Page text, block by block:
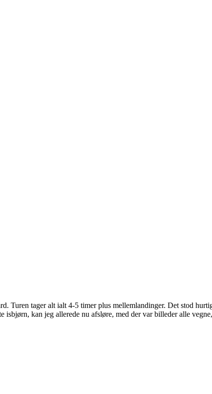
Turen tager alt ialt 4-5 timer plus mellemlandinger. Det stod
kan jeg allerede nu afsløre, med der var billeder alle